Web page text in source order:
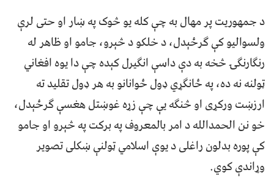
د جمهوریت پر مهال به چې کله یو څوک په ښار او حتی لرې
ولسوالیو کې ګرځېدل، د خلکو د څېرو، جامو او ظاهر له
رنګارنګۍ څخه به دې داسې انګیرل کېده چې دا یوه افغاني
ټولنه نه ده، په ځانګړي ډول ځوانانو به هر ډول تقلید ته
ارزښت ورکړی او څنګه یې چې زړه غوښتل هغسې ګرځېدل،
خو نن الحمدالله د امر بالمعروف په برکت په څېرو او جامو
کې پوره بدلون راغلی د یوې اسلامي ټولنې ښکلی تصویر
وړاندې کوي.